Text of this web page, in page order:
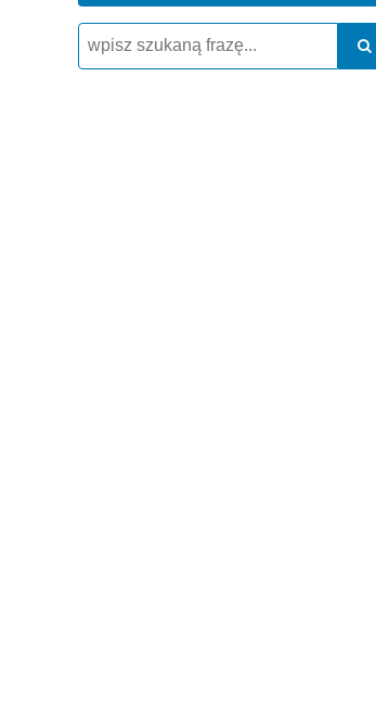
Wyszukiwarka
Szukaj